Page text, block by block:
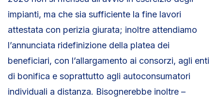
impianti, ma che sia sufficiente la fine lavori
attestata con perizia giurata; inoltre attendiamo
l’annunciata ridefinizione della platea dei
beneficiari, con l’allargamento ai consorzi, agli enti
di bonifica e soprattutto agli autoconsumatori
individuali a distanza. Bisognerebbe inoltre –